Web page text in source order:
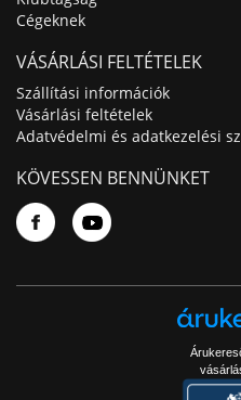
Cégeknek
VÁSÁRLÁSI FELTÉTELEK
Szállítási információk
Vásárlási feltételek
Adatvédelmi és adatkezelési
KÖVESSEN BENNÜNKET